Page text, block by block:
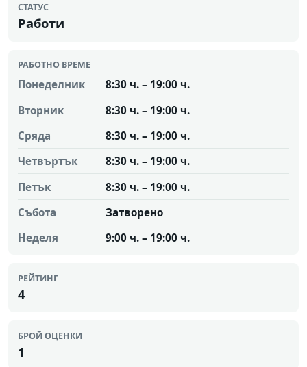
СТАТУС
Работи
РАБОТНО ВРЕМЕ
Понеделник
8:30 ч. – 19:00 ч.
Вторник
8:30 ч. – 19:00 ч.
Сряда
8:30 ч. – 19:00 ч.
Четвъртък
8:30 ч. – 19:00 ч.
Петък
8:30 ч. – 19:00 ч.
Събота
Затворено
Неделя
9:00 ч. – 19:00 ч.
РЕЙТИНГ
4
БРОЙ ОЦЕНКИ
1